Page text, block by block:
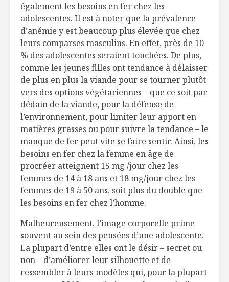
également les besoins en fer chez les
adolescentes. Il est à noter que la prévalence
d’anémie y est beaucoup plus élevée que chez
leurs comparses masculins. En effet, près de 10
% des adolescentes seraient touchées. De plus,
comme les jeunes filles ont tendance à délaisser
de plus en plus la viande pour se tourner plutôt
vers des options végétariennes – que ce soit par
dédain de la viande, pour la défense de
l’environnement, pour limiter leur apport en
matières grasses ou pour suivre la tendance – le
manque de fer peut vite se faire sentir. Ainsi, les
besoins en fer chez la femme en âge de
procréer atteignent 15 mg /jour chez les
femmes de 14 à 18 ans et 18 mg/jour chez les
femmes de 19 à 50 ans, soit plus du double que
les besoins en fer chez l’homme.
Malheureusement, l’image corporelle prime
souvent au sein des pensées d’une adolescente.
La plupart d’entre elles ont le désir – secret ou
non – d’améliorer leur silhouette et de
ressembler à leurs modèles qui, pour la plupart